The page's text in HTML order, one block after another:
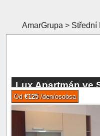
AmarGrupa > Střední
Lux Apartmán ve
pláže Bacvice
Od €125/den/osobsa